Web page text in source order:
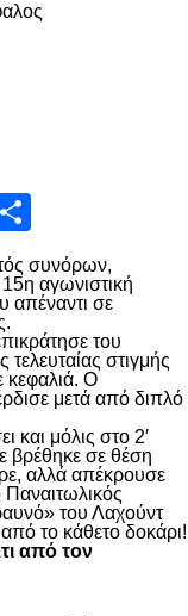
συνόρων,
15η αγωνιστική
απέναντι σε
του
στιγμής
κεφαλιά. Ο
μετά από διπλό
και μόλις στο 2′
βρέθηκε σε θέση
αλλά απέκρουσε
του Λαχούντ
το κάθετο δοκάρι!
από τον